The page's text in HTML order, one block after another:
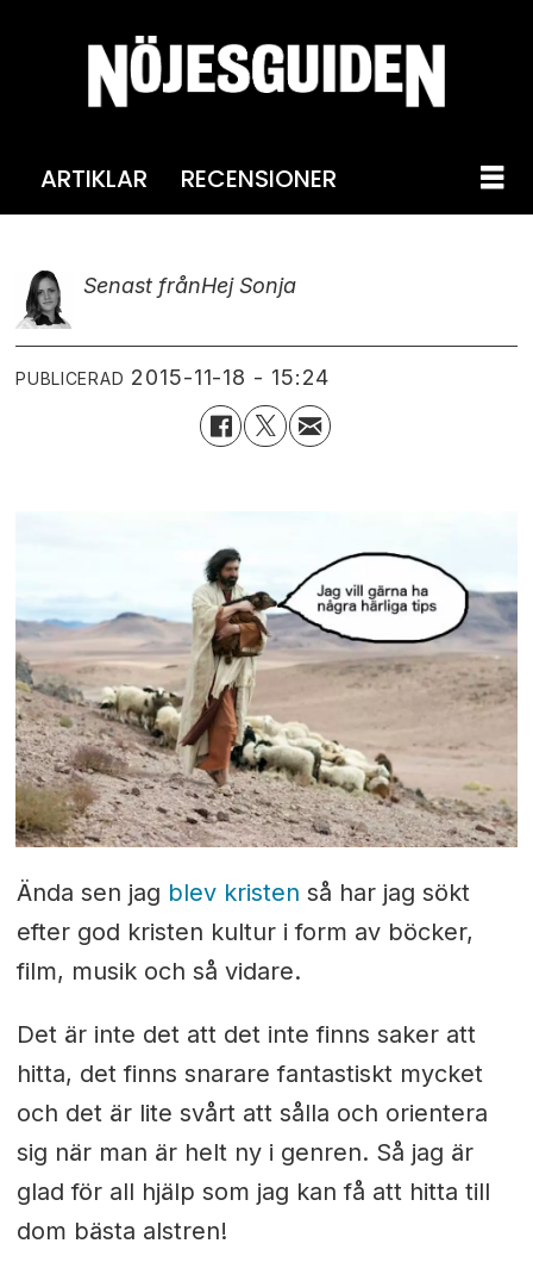
ARTIKLAR RECENSIONER
Senast frånHej Sonja
PUBLICERAD 2015-11-18 - 15:24
Ända sen jag blev kristen så har jag sökt
efter god kristen kultur i form av böcker,
film, musik och så vidare.
Det är inte det att det inte finns saker att
hitta, det finns snarare fantastiskt mycket
och det är lite svårt att sålla och orientera
sig när man är helt ny i genren. Så jag är
glad för all hjälp som jag kan få att hitta till
dom bästa alstren!